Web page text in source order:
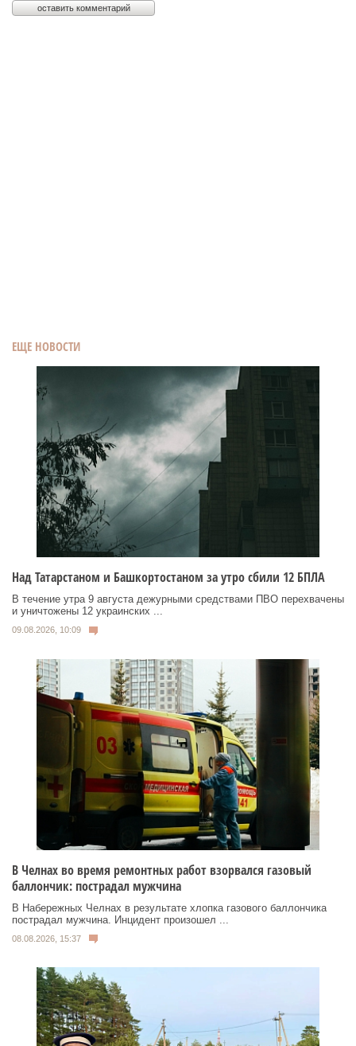
ЕЩЕ НОВОСТИ
Над Татарстаном и Башкортостаном за утро сбили 12 БПЛА
В течение утра 9 августа дежурными средствами ПВО перехвачены
и уничтожены 12 украинских ...
09.08.2026, 10:09
В Челнах во время ремонтных работ взорвался газовый
баллончик: пострадал мужчина
В Набережных Челнах в результате хлопка газового баллончика
пострадал мужчина. Инцидент произошел ...
08.08.2026, 15:37